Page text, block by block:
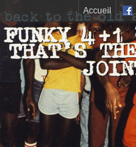
Accueil